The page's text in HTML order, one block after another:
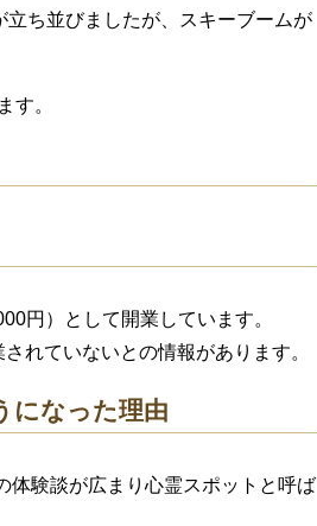
ち並びましたが、スキーブームが
す。
円）として開業しています。
れていないとの情報があります。
になった理由
体験談が広まり心霊スポットと呼ば